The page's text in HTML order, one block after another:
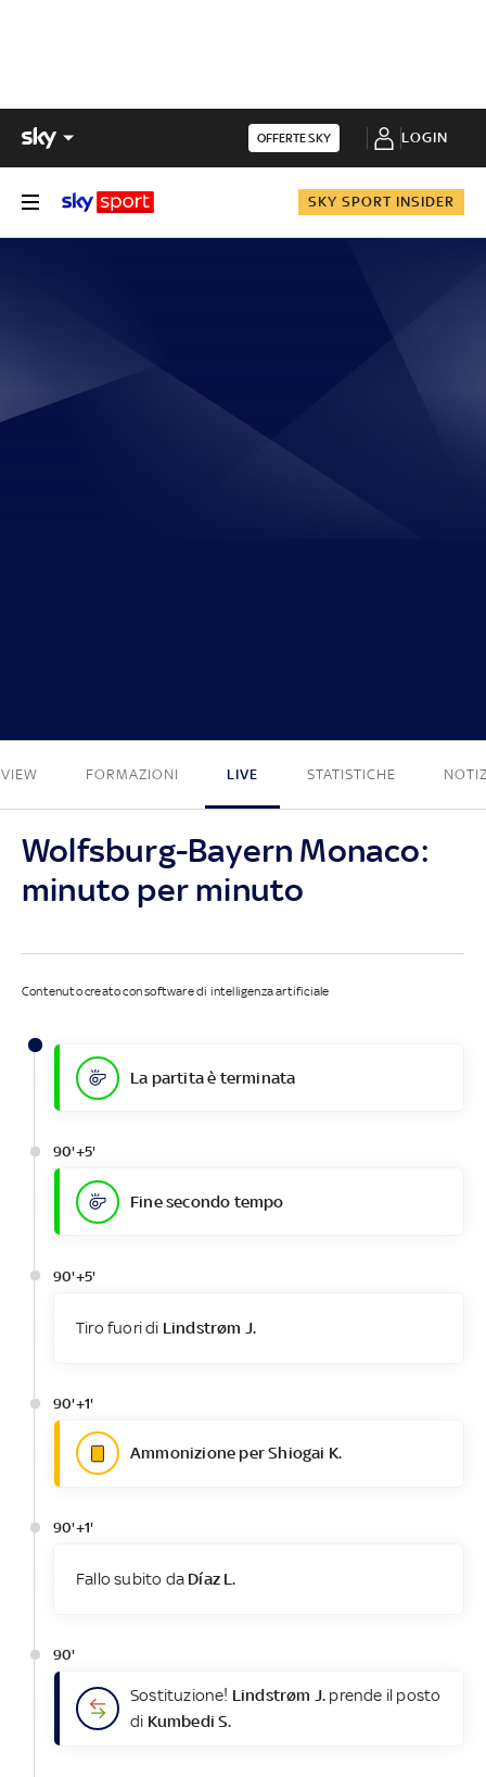
OFFERTE SKY LOGIN
SKY SPORT INSIDER
FORMAZIONI LIVE STATISTICHE
Wolfsburg-Bayern Monaco:
minuto per minuto
Contenuto creato con software di intelligenza artificiale
La partita è terminata
90'+5'
Fine secondo tempo
90'+5'
Tiro fuori di Lindstrøm J.
90'+1'
Ammonizione per Shiogai K.
90'+1'
Fallo subito da Díaz L.
90'
Sostituzione! Lindstrøm J. prende il posto
di Kumbedi S.